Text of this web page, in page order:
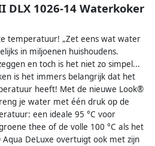
DLX 1026-14 Waterkoker
temperatuur! „Zet eens wat water
in miljoenen huishoudens.
en toch is het niet zo simpel...
is het immers belangrijk dat het
heeft! Met de nieuwe Look®
je water met één druk op de
een ideale 95 °C voor
thee of de volle 100 °C als het
DeLuxe overtuigt ook met zijn